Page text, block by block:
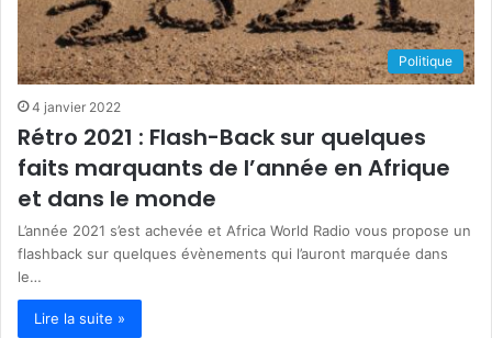
Politique
4 janvier 2022
Rétro 2021 : Flash-Back sur quelques
faits marquants de l’année en Afrique
et dans le monde
L’année 2021 s’est achevée et Africa World Radio vous propose un
flashback sur quelques évènements qui l’auront marquée dans
le…
Lire la suite »